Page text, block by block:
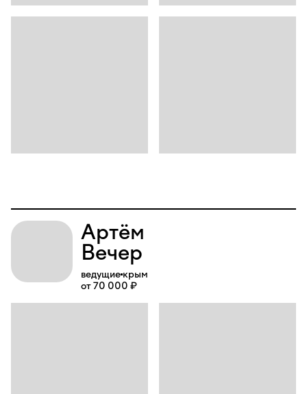
Артём
Вечер
ведущие крым
от 70 000 ₽